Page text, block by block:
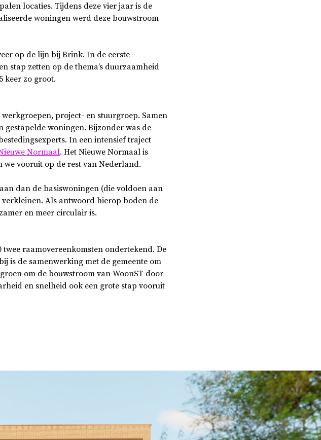
locaties. Tijdens deze vier jaar is de
woningen werd deze bouwstroom
op de lijn bij Brink. In de eerste
stap zetten op de thema’s duurzaamheid
keer zo groot.
project- en stuurgroep. Samen
gestapelde woningen. Bijzonder was de
In een intensief traject
Normaal. Het Nieuwe Normaal is
we vooruit op de rest van Nederland.
dan de basiswoningen (die voldoen aan
Als antwoord hierop boden de
en meer circulair is.
raamovereenkomsten ondertekend. De
is de samenwerking met de gemeente om
om de bouwstroom van WoonST door
en snelheid ook een grote stap vooruit